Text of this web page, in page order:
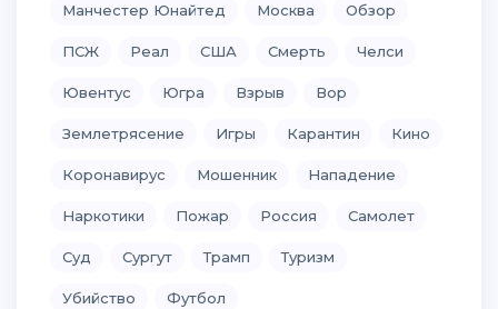
Манчестер Юнайтед Москва Обзор
ПСЖ Реал США Смерть Челси
Ювентус Югра Взрыв Вор
Землетрясение Игры Карантин Кино
Коронавирус Мошенник Нападение
Наркотики Пожар Россия Самолет
Суд Сургут Трамп Туризм
Убийство Футбол